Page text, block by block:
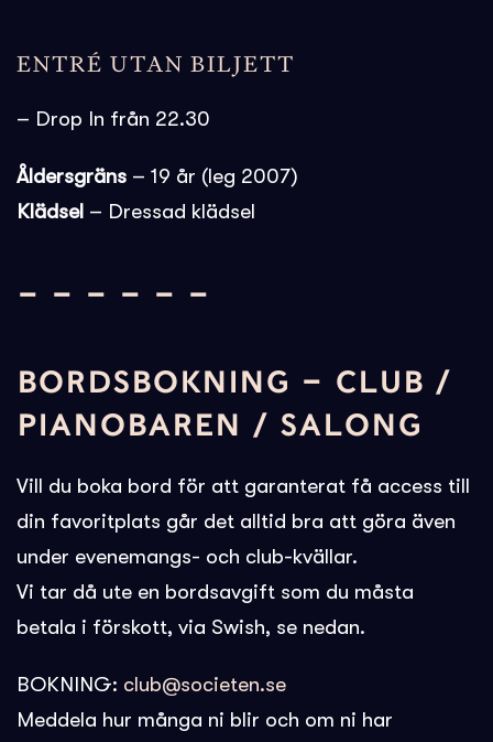
ENTRÉ UTAN BILJETT
– Drop In från 22.30
Åldersgräns – 19 år (leg 2007)
Klädsel – Dressad klädsel
– – – – – –
BORDSBOKNING – CLUB /
PIANOBAREN / SALONG
Vill du boka bord för att garanterat få access till
din favoritplats går det alltid bra att göra även
under evenemangs- och club-kvällar.
Vi tar då ute en bordsavgift som du måsta
betala i förskott, via Swish, se nedan.
BOKNING: club@societen.se
Meddela hur många ni blir och om ni har